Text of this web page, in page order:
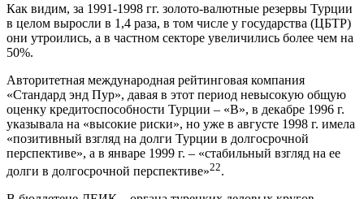
Как видим, за 1991-1998 гг. золото-валютные резервы Турции
в целом выросли в 1,4 раза, в том числе у государства (ЦБТР)
они утроились, а в частном секторе увеличились более чем на
50%.
Авторитетная международная рейтинговая компания
«Стандард энд Пур», давая в этот период невысокую общую
оценку кредитоспособности Турции – «В», в декабре 1996 г.
указывала на «высокие риски», но уже в августе 1998 г. имела
«позитивный взгляд на долги Турции в долгосрочной
перспективе», а в январе 1999 г. – «стабильный взгляд на ее
долги в долгосрочной перспективе»22.